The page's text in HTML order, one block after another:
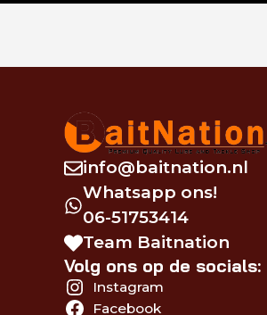
info@baitnation.nl
Whatsapp ons!
06-51753414
Team Baitnation
Volg ons op de socials:
Instagram
Facebook